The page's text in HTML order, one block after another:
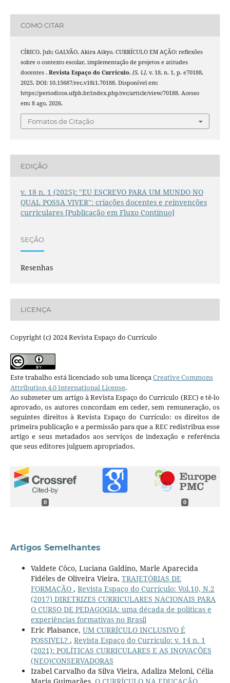
COMO CITAR
CÍRICO, Juh; GALVÃO, Akira Aikyo. CURRÍCULO EM AÇÃO: reflexões
sobre o contexto escolar, implementação de projetos e atitudes
docentes . Revista Espaço do Currículo, [S. l.], v. 18, n. 1, p. e70188,
2025. DOI: 10.15687/rec.v18i1.70188. Disponível em:
https://periodicos.ufpb.br/index.php/rec/article/view/70188. Acesso
em: 8 ago. 2026.
Fomatos de Citação
EDIÇÃO
v. 18 n. 1 (2025): "EU ESCREVO PARA UM MUNDO NO
QUAL POSSA VIVER": criações docentes e reinvenções
curriculares [Publicação em Fluxo Contínuo]
SEÇÃO
Resenhas
LICENÇA
Copyright (c) 2024 Revista Espaço do Currículo
Este trabalho está licenciado sob uma licença Creative Commons
Attribution 4.0 International License.
Ao submeter um artigo à Revista Espaço do Currículo (REC) e tê-lo
aprovado, os autores concordam em ceder, sem remuneração, os
seguintes direitos à Revista Espaço do Currículo: os direitos de
primeira publicação e a permissão para que a REC redistribua esse
artigo e seus metadados aos serviços de indexação e referência
que seus editores julguem apropriados.
0 0
Artigos Semelhantes
Valdete Côco, Luciana Galdino, Marle Aparecida
Fidéles de Oliveira Vieira, TRAJETÓRIAS DE
FORMAÇÃO , Revista Espaço do Currículo: Vol.10, N.2
(2017) DIRETRIZES CURRICULARES NACIONAIS PARA
O CURSO DE PEDAGOGIA: uma década de políticas e
experiências formativas no Brasil
Eric Plaisance, UM CURRÍCULO INCLUSIVO É
POSSIVEL? , Revista Espaço do Currículo: v. 14 n. 1
(2021): POLÍTICAS CURRICULARES E AS INOVAÇÕES
(NEO)CONSERVADORAS
Izabel Carvalho da Silva Vieira, Adaliza Meloni, Célia